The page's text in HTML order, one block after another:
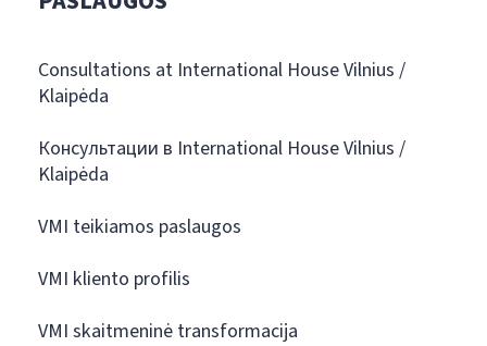
Consultations at International House Vilnius /
Klaipėda
Консультации в International House Vilnius /
Klaipėda
VMI teikiamos paslaugos
VMI kliento profilis
VMI skaitmeninė transformacija